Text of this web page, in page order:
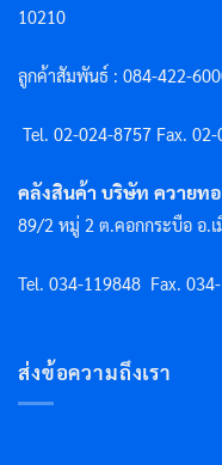
10210
ลูกค้าสัมพันธ์ : 084-422-
Tel. 02-024-8757 Fax.
คลังสินค้า บริษัท ควายท
89/2 หมู่ 2 ต.คอกกระบือ อ.
Tel. 034-119848 Fax.
ส่งข้อความถึงเรา